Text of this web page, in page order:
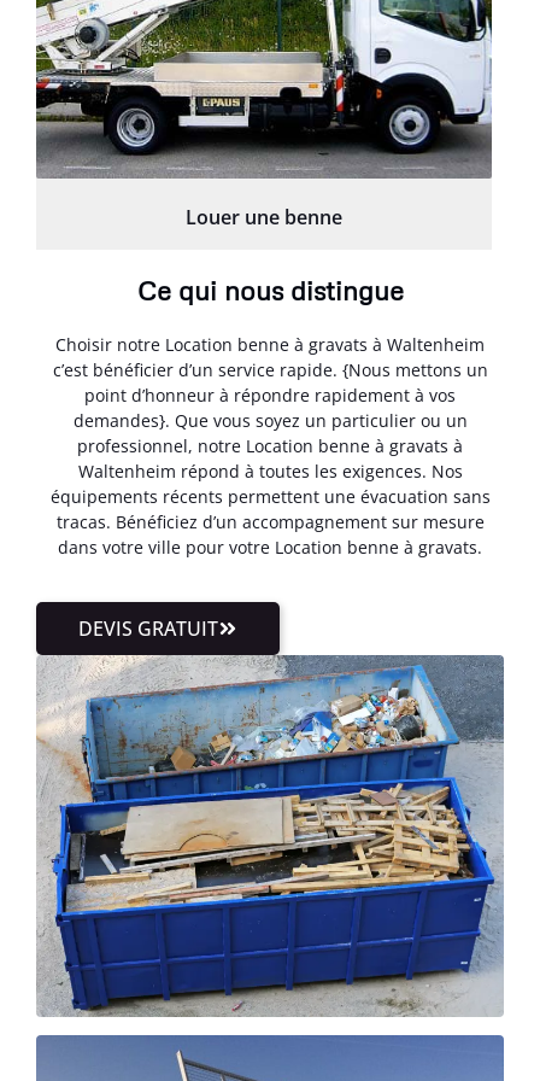
Louer une benne
Ce qui nous distingue
Choisir notre Location benne à gravats à Waltenheim
c’est bénéficier d’un service rapide. {Nous mettons un
point d’honneur à répondre rapidement à vos
demandes}. Que vous soyez un particulier ou un
professionnel, notre Location benne à gravats à
Waltenheim répond à toutes les exigences. Nos
équipements récents permettent une évacuation sans
tracas. Bénéficiez d’un accompagnement sur mesure
dans votre ville pour votre Location benne à gravats.
DEVIS GRATUIT